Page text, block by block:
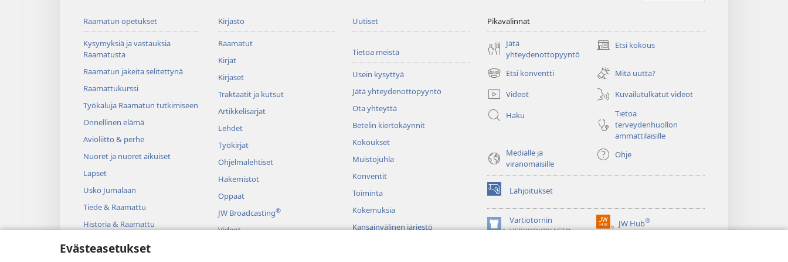
Evästeasetukset
Raamatun opetukset
Kysymyksiä ja vastauksia
Raamatusta
Raamatun jakeita selitettynä
Raamattukurssi
Työkaluja Raamatun tutkimiseen
Onnellinen elämä
Avioliitto & perhe
Nuoret ja nuoret aikuiset
Lapset
Usko Jumalaan
Tiede & Raamattu
Historia & Raamattu
Kirjasto
Raamatut
Kirjat
Kirjaset
Traktaatit ja kutsut
Artikkelisarjat
Lehdet
Työkirjat
Ohjelmalehtiset
Hakemistot
Oppaat
JW Broadcasting®
Videot
Uutiset
Tietoa meistä
Usein kysyttyä
Jätä yhteydenottopyyntö
Ota yhteyttä
Betelin kiertokäynnit
Kokoukset
Muistojuhla
Konventit
Toiminta
Kokemuksia
Kansainvälinen järjestö
Pikavalinnat
Jätä
yhteydenottopyyntö
Etsi kokous
(avaa
ikkunan)
Etsi konventti
(avaa
uuden
ikkunan)
Mitä uutta?
Videot
Kuvailutulkatut videot
Haku
Tietoa
terveydenhuollon
ammattilaisille
Medialle ja
viranomaisille
Ohje
Lahjoitukset
(avaa
uuden
ikkunan)Vartiotornin
VERKKOKIRJASTO
(avaa
JW Hub®
(avaa